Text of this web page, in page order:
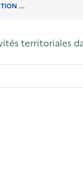
...
territoriales